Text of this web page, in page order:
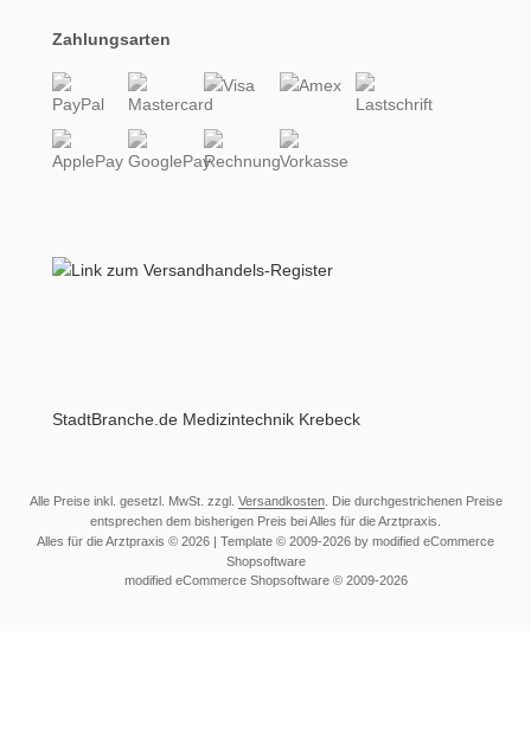
Zahlungsarten
StadtBranche.de Medizintechnik Krebeck
Alle Preise inkl. gesetzl. MwSt. zzgl. Versandkosten. Die durchgestrichenen Preise
entsprechen dem bisherigen Preis bei Alles für die Arztpraxis.
Alles für die Arztpraxis © 2026 | Template © 2009-2026 by modified eCommerce
Shopsoftware
modified eCommerce Shopsoftware © 2009-2026